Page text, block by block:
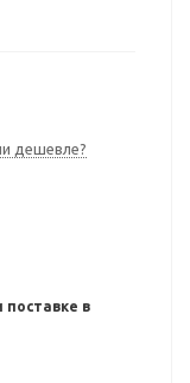
дешевле?
в